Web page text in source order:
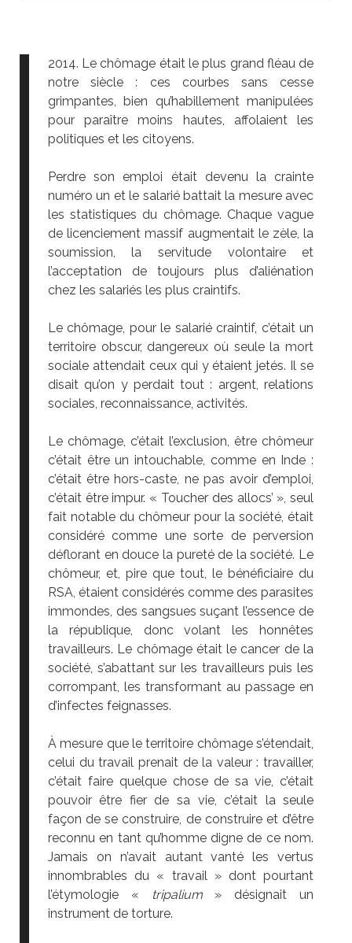
2014. Le chômage était le plus grand fléau de
notre siècle : ces courbes sans cesse
grimpantes, bien qu’habillement manipulées
pour paraître moins hautes, affolaient les
politiques et les citoyens.
Perdre son emploi était devenu la crainte
numéro un et le salarié battait la mesure avec
les statistiques du chômage. Chaque vague
de licenciement massif augmentait le zèle, la
soumission, la servitude volontaire et
l’acceptation de toujours plus d’aliénation
chez les salariés les plus craintifs.
Le chômage, pour le salarié craintif, c’était un
territoire obscur, dangereux où seule la mort
sociale attendait ceux qui y étaient jetés. Il se
disait qu’on y perdait tout : argent, relations
sociales, reconnaissance, activités.
Le chômage, c’était l’exclusion, être chômeur
c’était être un intouchable, comme en Inde :
c’était être hors-caste, ne pas avoir d’emploi,
c’était être impur. « Toucher des allocs’ », seul
fait notable du chômeur pour la société, était
considéré comme une sorte de perversion
déflorant en douce la pureté de la société. Le
chômeur, et, pire que tout, le bénéficiaire du
RSA, étaient considérés comme des parasites
immondes, des sangsues suçant l’essence de
la république, donc volant les honnêtes
travailleurs. Le chômage était le cancer de la
société, s’abattant sur les travailleurs puis les
corrompant, les transformant au passage en
d’infectes feignasses.
À mesure que le territoire chômage s’étendait,
celui du travail prenait de la valeur : travailler,
c’était faire quelque chose de sa vie, c’était
pouvoir être fier de sa vie, c’était la seule
façon de se construire, de construire et d’être
reconnu en tant qu’homme digne de ce nom.
Jamais on n’avait autant vanté les vertus
innombrables du « travail » dont pourtant
l’étymologie «
tripalium» désignait un
instrument de torture.